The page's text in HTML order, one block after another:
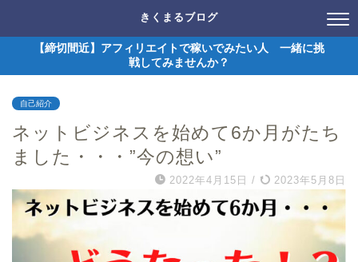
きくまるブログ
【締切間近】アフィリエイトで稼いでみたい人 一緒に挑
戦してみませんか？
自己紹介
ネットビジネスを始めて6か月がたち
ました・・・”今の想い”
2022年4月15日 / 2023年5月8日